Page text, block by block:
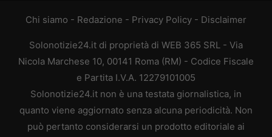
Chi siamo - Redazione - Privacy Policy - Disclaimer
Solonotizie24.it di proprietà di WEB 365 SRL - Via
Nicola Marchese 10, 00141 Roma (RM) - Codice Fiscale
e Partita I.V.A. 12279101005
Solonotizie24.it non è una testata giornalistica, in
quanto viene aggiornato senza alcuna periodicità. Non
può pertanto considerarsi un prodotto editoriale ai